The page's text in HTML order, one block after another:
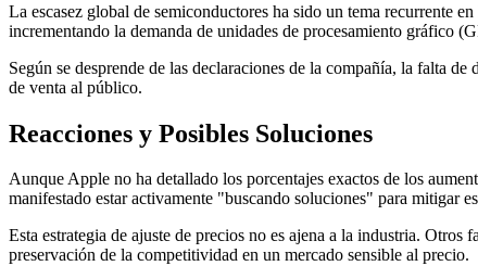
La escasez global de semiconductores ha sido un tema recurrente
incrementando la demanda de unidades de procesamiento gráfico
Según se desprende de las declaraciones de la compañía, la falta
de venta al público.
Reacciones y Posibles Soluciones
Aunque Apple no ha detallado los porcentajes exactos de los
manifestado estar activamente "buscando soluciones" para mitigar
Esta estrategia de ajuste de precios no es ajena a la industria.
preservación de la competitividad en un mercado sensible al precio.